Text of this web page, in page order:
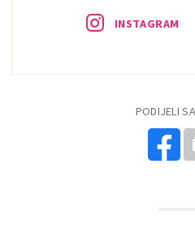
INSTAGRAM
PODIJELI